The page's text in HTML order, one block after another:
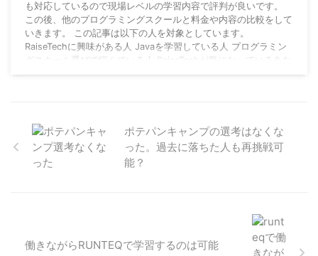
も対応しているので現場レベルの学習内容で評判が良いです。
この後、他のプログラミングスクールと料金や内容の比較をして
いきます。 この記事は以下の人を対象としています。
RaiseTechに興味がある人 Javaを学習している人 プログラミン
グスクール選びで悩んでいる人 RaiseTechが気になっているあな
ポテパンキャンプの選考はなくな
った。過去に落ちた人も再挑戦可
能？
働きながらRUNTEQで学習するのは可能